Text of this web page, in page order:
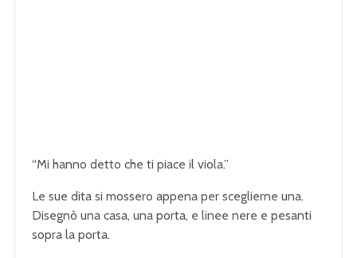
“Mi hanno detto che ti piace il viola.”
Le sue dita si mossero appena per sceglierne una.
Disegnò una casa, una porta, e linee nere e pesanti
sopra la porta.